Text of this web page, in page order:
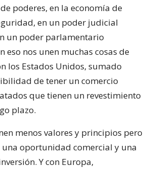
poderes, en la economía de
en un poder judicial
un poder parlamentario
eso nos unen muchas cosas de
los Estados Unidos, sumado
de tener un comercio
que tienen un revestimiento
plazo.
menos valores y principios pero
oportunidad comercial y una
Y con Europa,